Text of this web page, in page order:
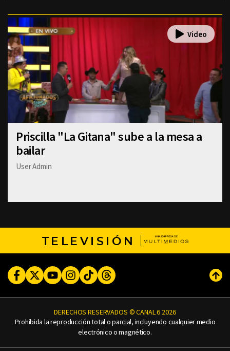
Priscilla "La Gitana" sube a la mesa a
bailar
User Admin
TELEVISIÓN
FacebookTwitterYoutubeInstagram
TikTokThreads
DERECHOS RESERVADOS © CANAL 6 2026
Prohibida la reproducción total o parcial, incluyendo cualquier medio
electrónico o magnético.